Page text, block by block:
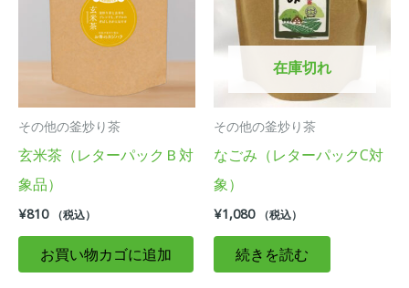
その他の釜炒り茶
玄米茶（レターパックＢ対
象品）
¥810 （税込）
お買い物カゴに追加
在庫切れ
その他の釜炒り茶
なごみ（レターパックC対
象）
¥1,080 （税込）
続きを読む